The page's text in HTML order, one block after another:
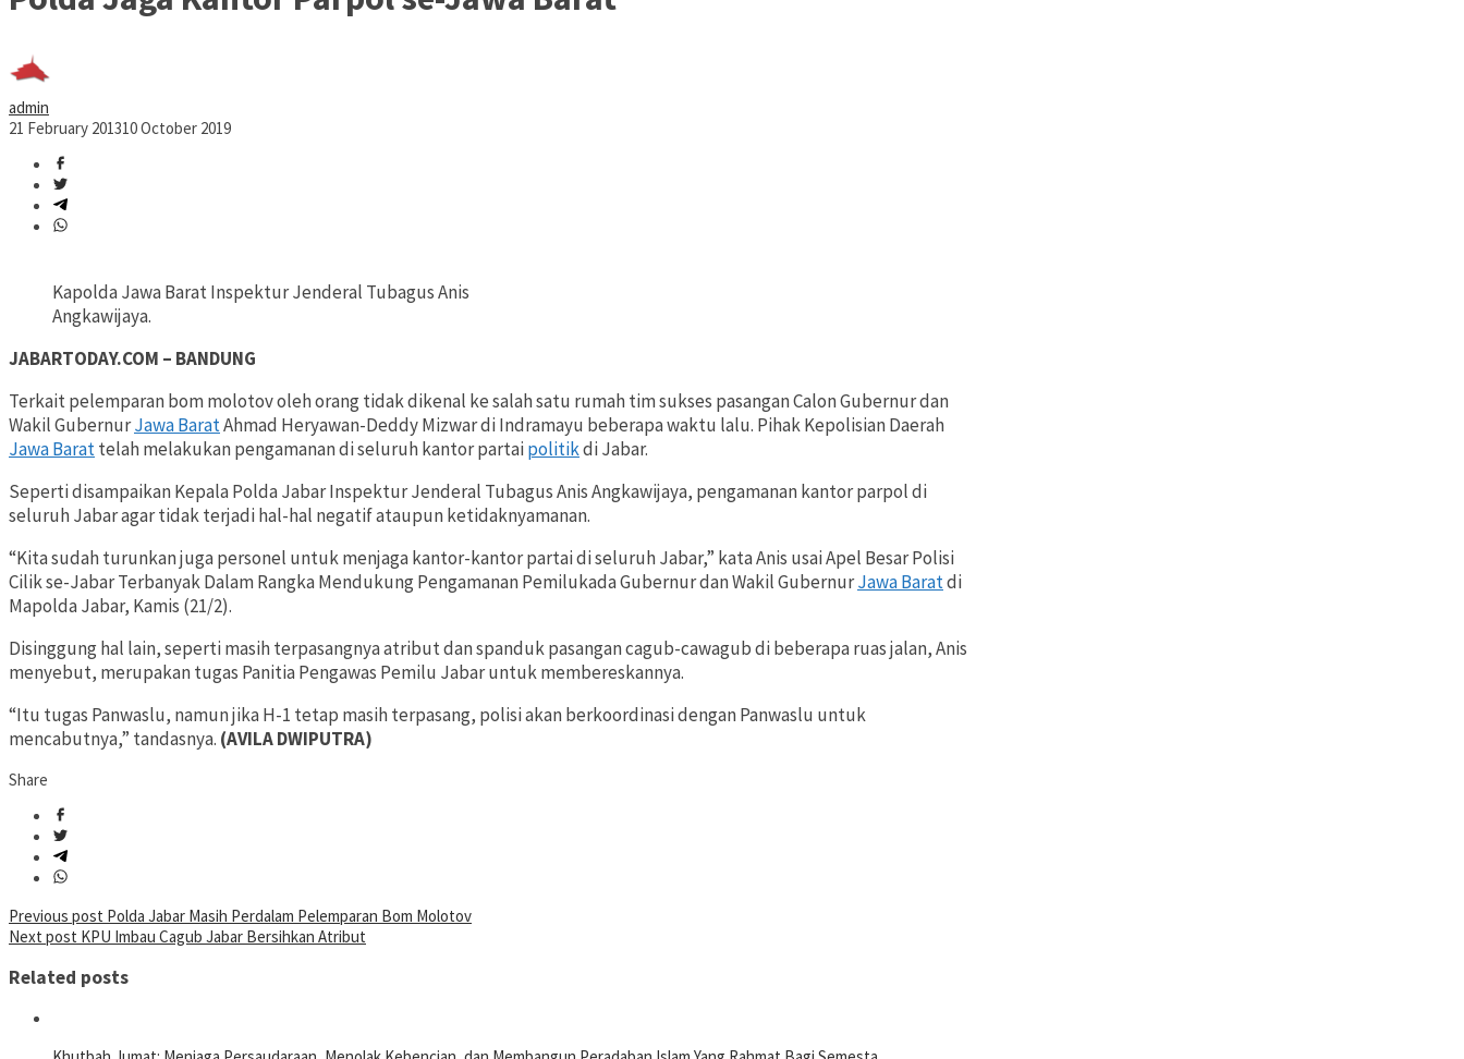
admin
21 February 201310 October 2019
Kapolda Jawa Barat Inspektur Jenderal Tubagus Anis
Angkawijaya.
JABARTODAY.COM – BANDUNG
Terkait pelemparan bom molotov oleh orang tidak dikenal ke salah satu rumah tim sukses pasangan Calon Gubernur dan
Wakil GubernurJawa BaratAhmad Heryawan-Deddy Mizwar di Indramayu beberapa waktu lalu. Pihak Kepolisian Daerah
Jawa Barattelah melakukan pengamanan di seluruh kantor partaipolitikdi Jabar.
Seperti disampaikan Kepala Polda Jabar Inspektur Jenderal Tubagus Anis Angkawijaya, pengamanan kantor parpol di
seluruh Jabar agar tidak terjadi hal-hal negatif ataupun ketidaknyamanan.
“Kita sudah turunkan juga personel untuk menjaga kantor-kantor partai di seluruh Jabar,” kata Anis usai Apel Besar Polisi
Cilik se-Jabar Terbanyak Dalam Rangka Mendukung Pengamanan Pemilukada Gubernur dan Wakil GubernurJawa Baratdi
Mapolda Jabar, Kamis (21/2).
Disinggung hal lain, seperti masih terpasangnya atribut dan spanduk pasangan cagub-cawagub di beberapa ruas jalan, Anis
menyebut, merupakan tugas Panitia Pengawas Pemilu Jabar untuk membereskannya.
“Itu tugas Panwaslu, namun jika H-1 tetap masih terpasang, polisi akan berkoordinasi dengan Panwaslu untuk
mencabutnya,” tandasnya. (AVILA DWIPUTRA)
Share
Post
navigation
Previous post Polda Jabar Masih Perdalam Pelemparan Bom Molotov
Next post KPU Imbau Cagub Jabar Bersihkan Atribut
Related posts